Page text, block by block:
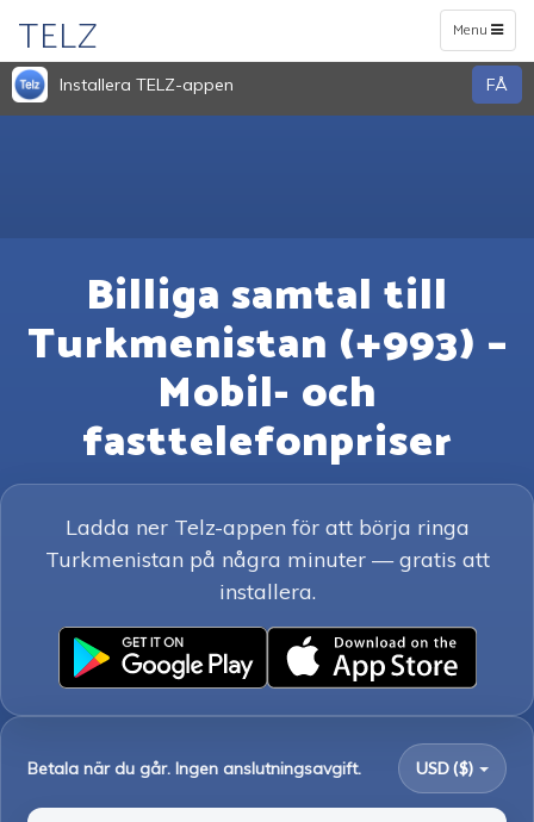
Toggle
navigation
Menu
TELZ
Installera TELZ-appen FÅ
Billiga samtal till
Turkmenistan (+993) –
Mobil- och
fasttelefonpriser
Ladda ner Telz-appen för att börja ringa
Turkmenistan på några minuter — gratis att
installera.
Betala när du går. Ingen anslutningsavgift. USD ($)